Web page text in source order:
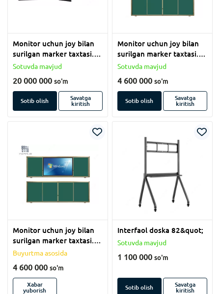
Monitor uchun joy bilan
surilgan marker taxtasi.
(120x550 sm)
Sotuvda mavjud
20 000 000 so'm
Sotib olish
Savatga
kiritish
Monitor uchun joy bilan
surilgan marker taxtasi.
(120x550 sm)
Sotuvda mavjud
4 600 000 so'm
Sotib olish
Savatga
kiritish
Monitor uchun joy bilan
surilgan marker taxtasi.
(120x550 sm)
Buyurtma asosida
4 600 000 so'm
Xabar
yuborish
Interfaol doska 82&quot;
Sotuvda mavjud
1 100 000 so'm
Sotib olish
Savatga
kiritish